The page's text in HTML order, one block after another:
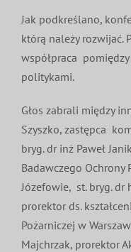
Jak podkreślano,
którą należy rozwijać.
współpraca
politykami.
Głos zabrali między
Szyszko, zastępca
bryg. dr inż Paweł
Badawczego Ochrony
Józefowie, st. bryg. dr
prorektor ds.
Pożarniczej w
Majchrzak, prorektor